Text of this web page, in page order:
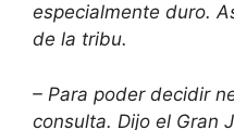
especialmente duro.
de la tribu.
– Para poder decidir
consulta. Dijo el Gran